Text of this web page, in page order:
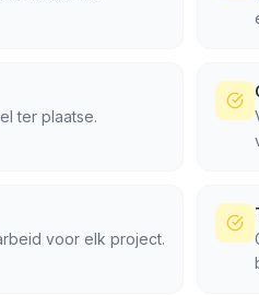
ter plaatse.
voor elk project.